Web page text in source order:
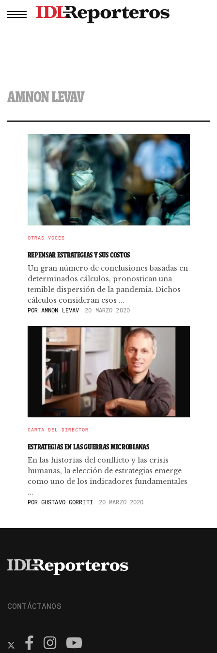
AMNON LEVAV
OTRAS VOCES
REPENSAR ESTRATEGIAS Y SUS COSTOS
Un gran número de conclusiones basadas en
determinados cálculos, pronostican una
temible dispersión de la pandemia. Dichos
cálculos consideran esos ...
PORAMNON LEVAV 20 MARZO 2020
CARTA DEL DIRECTOR
ESTRATEGIAS EN LAS GUERRAS MICROBIANAS
En las historias del conflicto y las crisis
humanas, la elección de estrategias emerge
como uno de los indicadores fundamentales
...
POR GUSTAVO GORRITI 20 MARZO 2020
CONTÁCTANOS